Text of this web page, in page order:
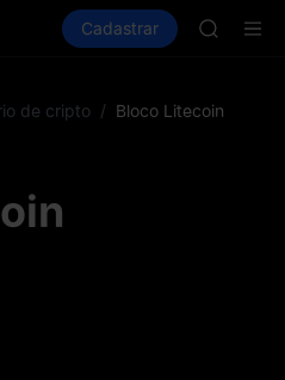
Mercados Spot Futuros
Cadastrar
AAOI
SPCX
de cripto / Bloco Litecoin